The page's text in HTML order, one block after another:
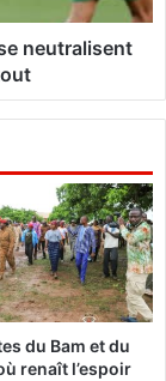
neutralisent
du Bam et du
renaît l’espoir